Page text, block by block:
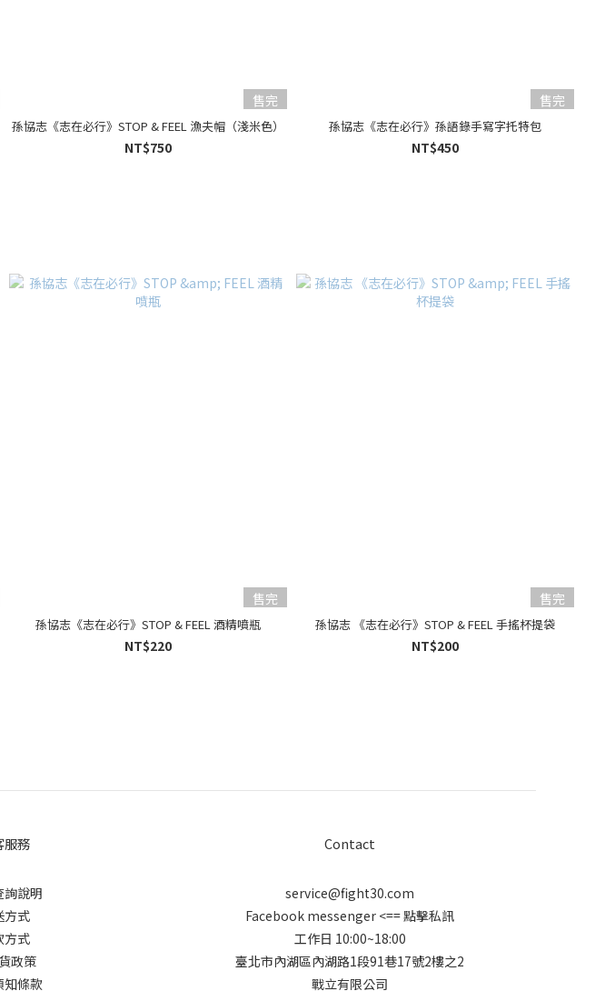
售完
孫協志《志在必行》STOP & FEEL 漁夫帽（淺米色）
NT$750
售完
孫協志《志在必行》孫語錄手寫字托特包
NT$450
售完
孫協志《志在必行》STOP & FEEL 酒精噴瓶
NT$220
售完
孫協志 《志在必行》STOP & FEEL 手搖杯提袋
NT$200
服務
詢說明
方式
方式
政策
知條款
Contact
service@fight30.com
Facebook messenger <== 點擊私訊
工作日 10:00~18:00
臺北市內湖區內湖路1段91巷17號2樓之2
戰立有限公司